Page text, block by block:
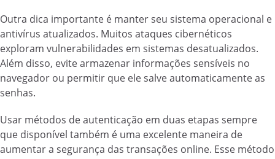
Outra dica importante é manter seu sistema operacional e
antivírus atualizados. Muitos ataques cibernéticos
exploram vulnerabilidades em sistemas desatualizados.
Além disso, evite armazenar informações sensíveis no
navegador ou permitir que ele salve automaticamente as
senhas.
Usar métodos de autenticação em duas etapas sempre
que disponível também é uma excelente maneira de
aumentar a segurança das transações online. Esse método